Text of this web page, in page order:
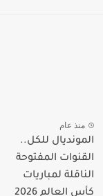
منذ عام
المونديال للكل..
القنوات المفتوحة
الناقلة لمباريات
كأس العالم 2026